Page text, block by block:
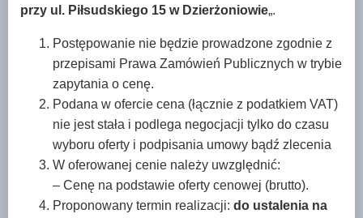
przy ul. Piłsudskiego 15 w Dzierżoniowie„.
Postępowanie nie będzie prowadzone zgodnie z
przepisami Prawa Zamówień Publicznych w trybie
zapytania o cenę.
Podana w ofercie cena (łącznie z podatkiem VAT)
nie jest stała i podlega negocjacji tylko do czasu
wyboru oferty i podpisania umowy bądź zlecenia
W oferowanej cenie należy uwzględnić:
– Cenę na podstawie oferty cenowej (brutto).
Proponowany termin realizacji: do ustalenia na